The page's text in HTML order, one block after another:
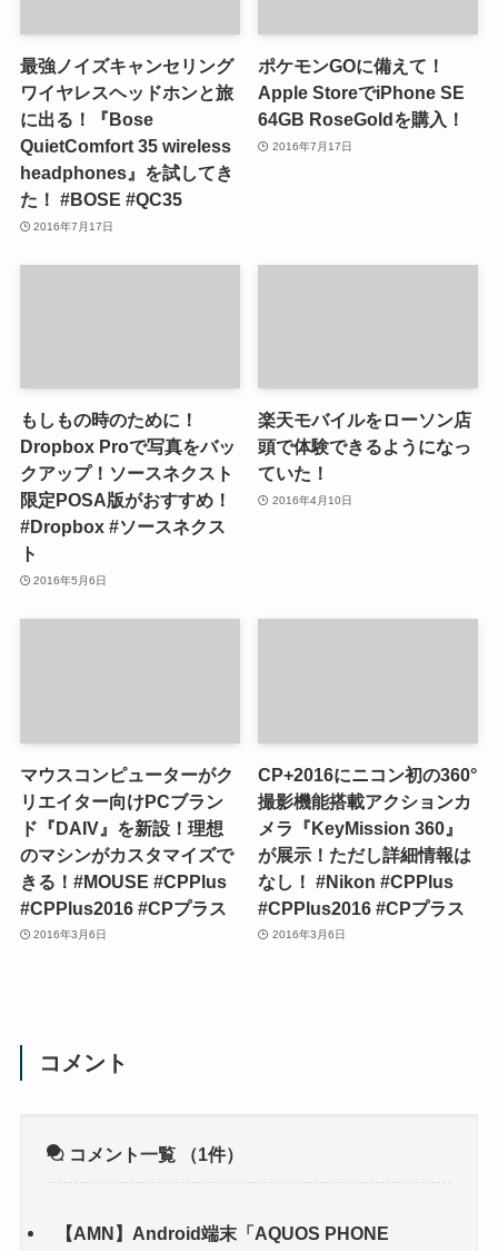
最強ノイズキャンセリング
ワイヤレスヘッドホンと旅
に出る！『Bose
QuietComfort 35 wireless
headphones』を試してき
た！ #BOSE #QC35
2016年7月17日
ポケモンGOに備えて！
Apple StoreでiPhone SE
64GB RoseGoldを購入！
2016年7月17日
もしもの時のために！
Dropbox Proで写真をバッ
クアップ！ソースネクスト
限定POSA版がおすすめ！
#Dropbox #ソースネクス
ト
2016年5月6日
楽天モバイルをローソン店
頭で体験できるようになっ
ていた！
2016年4月10日
マウスコンピューターがク
リエイター向けPCブラン
ド『DAIV』を新設！理想
のマシンがカスタマイズで
きる！#MOUSE #CPPlus
#CPPlus2016 #CPプラス
2016年3月6日
CP+2016にニコン初の360°
撮影機能搭載アクションカ
メラ『KeyMission 360』
が展示！ただし詳細情報は
なし！ #Nikon #CPPlus
#CPPlus2016 #CPプラス
2016年3月6日
コメント
コメント一覧 （1件）
【AMN】Android端末「AQUOS PHONE